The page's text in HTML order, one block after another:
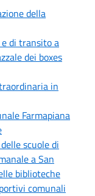
della
di transito a
dei boxes
in
Farmapiana
scuole di
a San
biblioteche
comunali